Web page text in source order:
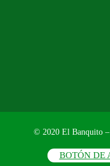
© 2020 El Banquito –
BOTÓN DE